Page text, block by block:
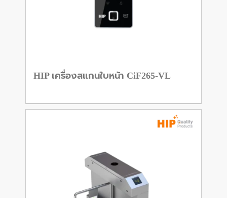
HIP เครื่องสแกนใบหน้า CiF265-VL